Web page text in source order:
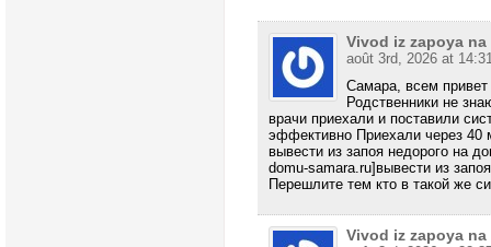
Vivod iz zapoya
août 3rd, 2026 at
Самара, всем привет
Родственники не
врачи приехали и поставили
эффективно Приехали через
вывести из запоя недорого на
domu-samara.ru]вывести из
Перешлите тем кто в такой же
Vivod iz zapoya